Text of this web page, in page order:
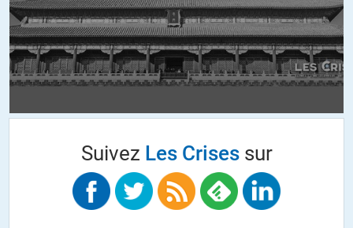
ALERTER
swokedav//04.10.2011 à 08h11
J’ai écouté le podcast hier, comme tout les jours et vous avez en effet
J’ai particulièrement aimé votre intervention sur l’Allemagne,
s’avère d’une efficacité redoutable, mais qui si était appliqué par
d’autres pays européen engendrerait un nivellement vers le bas des
Suivez Les Crisessur